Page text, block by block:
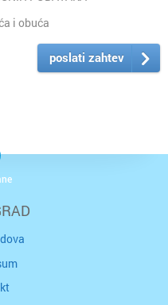
i obuća
poslati zahtev